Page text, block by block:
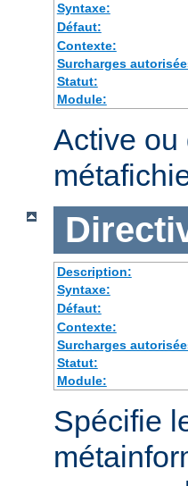
Syntaxe:
Défaut:
Contexte:
Surcharges
Statut:
Module:
Active ou
Description:
Syntaxe:
Défaut:
Contexte:
Surcharges
Statut:
Module:
Spécifie